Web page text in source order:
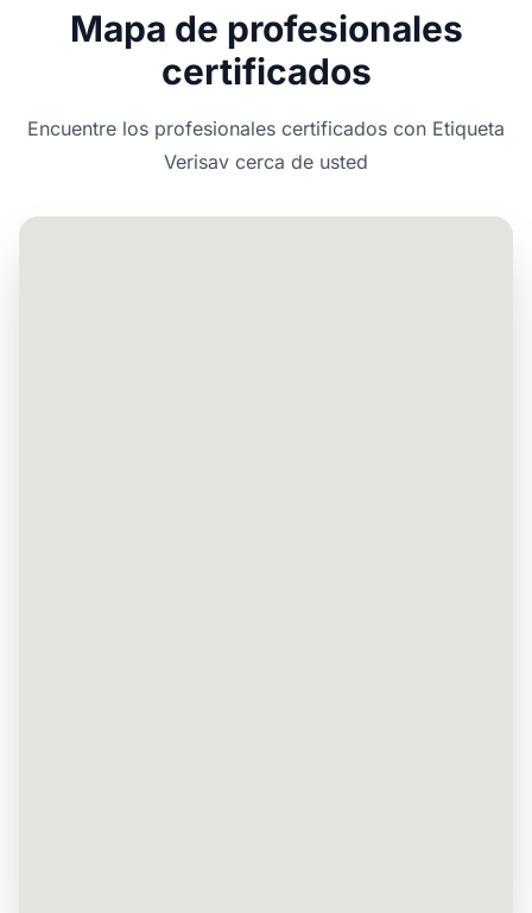
Mapa de profesionales
certificados
Encuentre los profesionales certificados con Etiqueta
Verisav cerca de usted